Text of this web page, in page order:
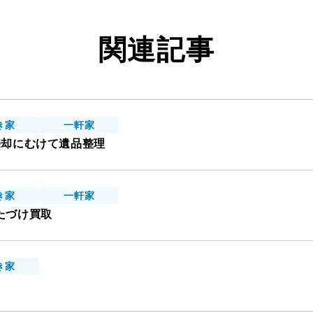
関連記事
家 一軒家
にむけて遺品整理
家 一軒家
づけ買取
家